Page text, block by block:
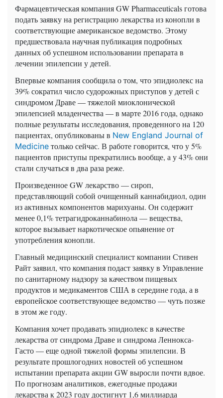
Фармацевтическая компания GW Pharmaceuticals готова
подать заявку на регистрацию лекарства из конопли в
соответствующие американское ведомство. Этому
предшествовала научная публикация подробных
данных об успешном использовании препарата в
лечении эпилепсии у детей.
Впервые компания сообщила о том, что эпидиолекс на
39% сократил число судорожных приступов у детей с
синдромом Драве — тяжелой миоклонической
эпилепсией младенчества — в марте 2016 года, однако
полные результаты исследования, проведенного на 120
пациентах, опубликованы в New England Journal of
Medicine только сейчас. В работе говорится, что у 5%
пациентов приступы прекратились вообще, а у 43% они
стали случаться в два раза реже.
Произведенное GW лекарство — сироп,
представляющий собой очищенный каннабидиол, один
из активных компонентов марихуаны. Он содержит
менее 0,1% тетрагидроканнабинола — вещества,
которое вызывает наркотическое опьянение от
употребления конопли.
Главный медицинский специалист компании Стивен
Райт заявил, что компания подаст заявку в Управление
по санитарному надзору за качеством пищевых
продуктов и медикаментов США в середине года, а в
европейское соответствующее ведомство — чуть позже
в этом же году.
Компания хочет продавать эпидиолекс в качестве
лекарства от синдрома Драве и синдрома Леннокса-
Гасто — еще одной тяжелой формы эпилепсии. В
результате прошлогодних новостей об успешном
испытании препарата акции GW выросли почти вдвое.
По прогнозам аналитиков, ежегодные продажи
лекарства к 2023 году достигнут 1,6 миллиарда